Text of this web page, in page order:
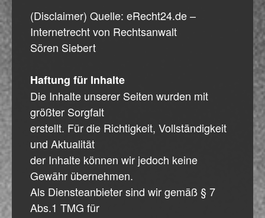
(Disclaimer) Quelle: eRecht24.de –
Internetrecht von Rechtsanwalt
Sören Siebert
Haftung für Inhalte
Die Inhalte unserer Seiten wurden mit
größter Sorgfalt
erstellt. Für die Richtigkeit, Vollständigkeit
und Aktualität
der Inhalte können wir jedoch keine
Gewähr übernehmen.
Als Diensteanbieter sind wir gemäß § 7
Abs.1 TMG für